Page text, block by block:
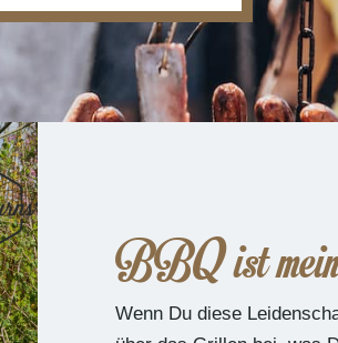
BBQ ist
Wenn Du diese